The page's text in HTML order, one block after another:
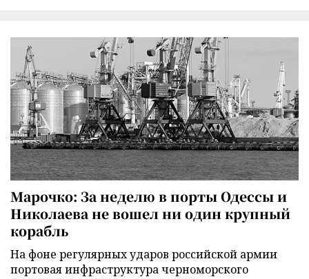
Марочко: За неделю в порты Одессы и
Николаева не вошел ни один крупный
корабль
На фоне регулярных ударов российской армии
портовая инфраструктура черноморского